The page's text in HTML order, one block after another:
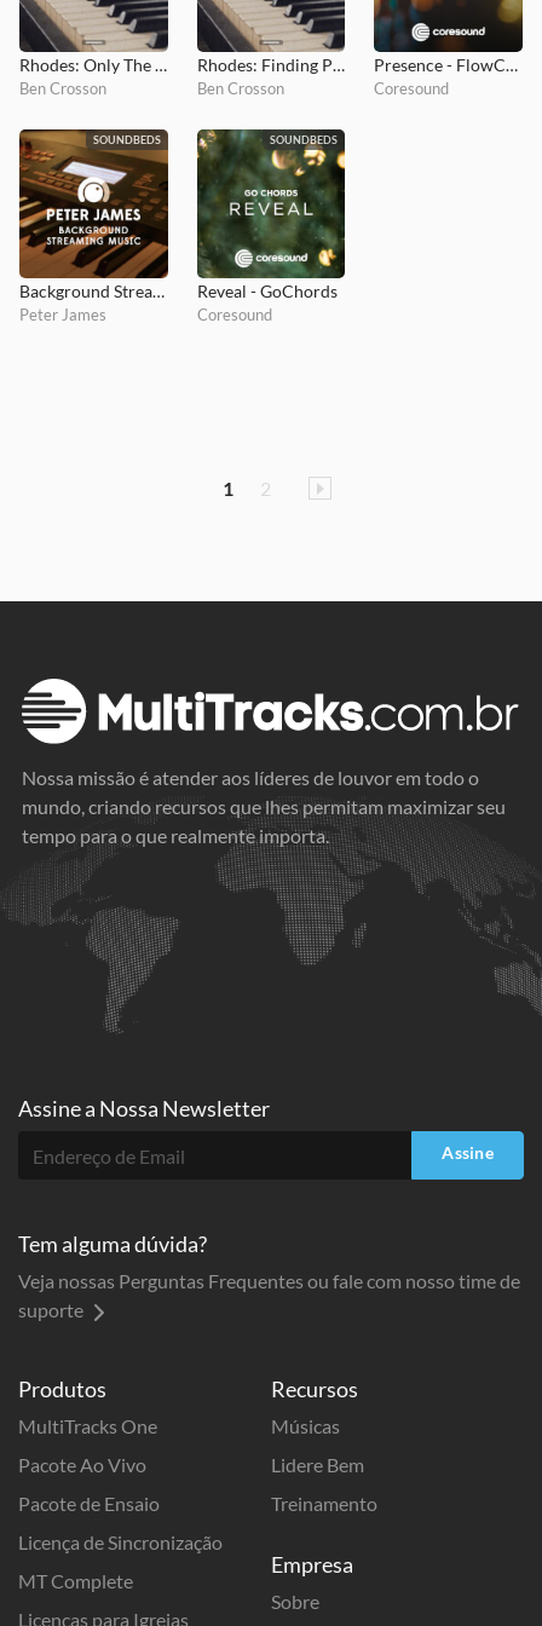
Rhodes: Only The Beginning
Ben Crosson
Rhodes: Finding Peace
Ben Crosson
Presence - FlowChords
Coresound
SOUNDBEDS
Background Streaming Music
Peter James
SOUNDBEDS
Reveal - GoChords
Coresound
1 2
Nossa missão é atender aos líderes de louvor em todo o
mundo, criando recursos que lhes permitam maximizar seu
tempo para o que realmente importa.
Produtos
MultiTracks One
Pacote Ao Vivo
Pacote de Ensaio
Licença de Sincronização
MT Complete
Licenças para Igrejas
Recursos
Músicas
Lidere Bem
Treinamento
Empresa
Sobre
Assine a Nossa Newsletter
Assine
Tem alguma dúvida?
Veja nossas Perguntas Frequentes ou fale com nosso time de
suporte